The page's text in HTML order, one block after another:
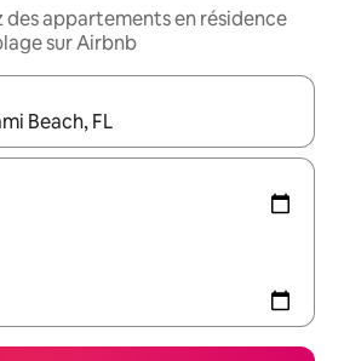
des appartements en résidence
sur Airbnb
s'affichent, utilisez les flèches vers le